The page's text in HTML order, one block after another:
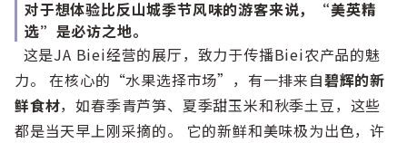
对于想体验比反山城季节风味的游客来说，“美英精
选”是必访之地。
这是JA Biei经营的展厅，致力于传播Biei农产品的魅
力。 在核心的“水果选择市场”，有一排来自碧辉的新
鲜食材，如春季青芦笋、夏季甜玉米和秋季土豆，这些
都是当天早上刚采摘的。 它的新鲜和美味极为出色，许